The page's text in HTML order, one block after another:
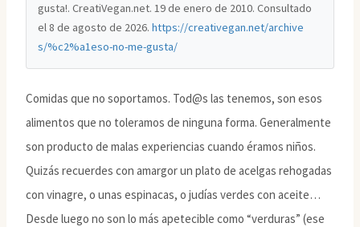
gusta!. CreatiVegan.net. 19 de enero de 2010. Consultado
el 8 de agosto de 2026.https://creativegan.net/archive
s/%c2%a1eso-no-me-gusta/
Comidas que no soportamos. Tod@s las tenemos, son esos
alimentos que no toleramos de ninguna forma. Generalmente
son producto de malas experiencias cuando éramos niños.
Quizás recuerdes con amargor un plato de acelgas rehogadas
con vinagre, o unas espinacas, o judías verdes con aceite…
Desde luego no son lo más apetecible como “verduras” (ese